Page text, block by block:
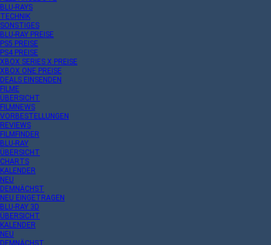
BLU-RAYS
TECHNIK
SONSTIGES
BLU-RAY PREISE
PS5 PREISE
PS4 PREISE
XBOX SERIES X PREISE
XBOX ONE PREISE
DEALS EINSENDEN
FILME
ÜBERSICHT
FILMNEWS
VORBESTELLUNGEN
REVIEWS
FILMFINDER
BLU-RAY
ÜBERSICHT
CHARTS
KALENDER
NEU
DEMNÄCHST
NEU EINGETRAGEN
BLU-RAY 3D
ÜBERSICHT
KALENDER
NEU
DEMNÄCHST